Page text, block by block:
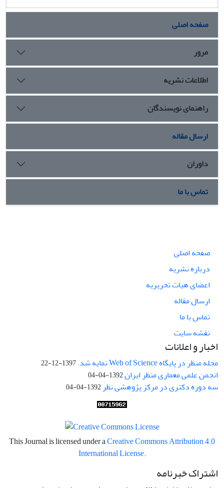
صفحه اصلی
مرور
اطلاعات نشریه
راهنمای نویسندگان
ارسال مقاله
داوران
تماس با ما
صفحه اصلی
درباره نشریه
اعضای هیات تحریریه
ارسال مقاله
تماس با ما
نقشه سایت
اخبار و اعلانات
مجله منظر در پایگاه Web of Science نمایه شد. 1397-12-22
انجمن علمی معماری منظر ایران1392-04-04
سه دوره دکتری در مرکز پژوهشی نظر 1392-04-04
This Journal is licensed under aCreative Commons Attribution 4.0
International License.
اشتراک خبرنامه